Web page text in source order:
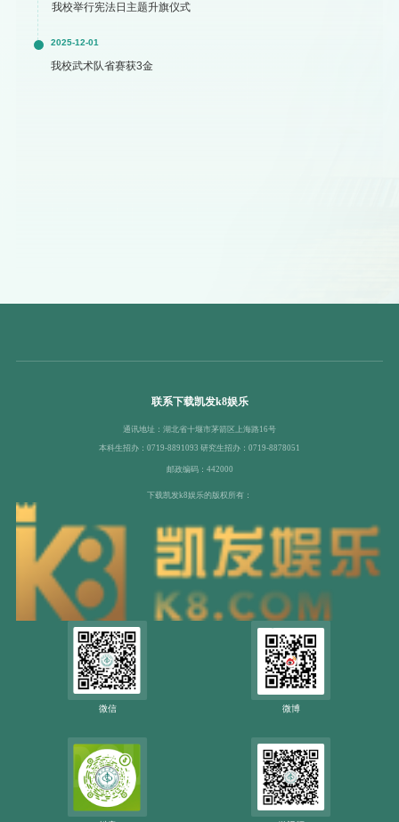
我校举行宪法日主题升旗仪式
2025-12-01
我校武术队省赛获3金
联系下载凯发k8娱乐
通讯地址：湖北省十堰市茅箭区上海路16号
本科生招办：0719-8891093 研究生招办：0719-8878051
邮政编码：442000
下载凯发k8娱乐的版权所有：
微信 微博